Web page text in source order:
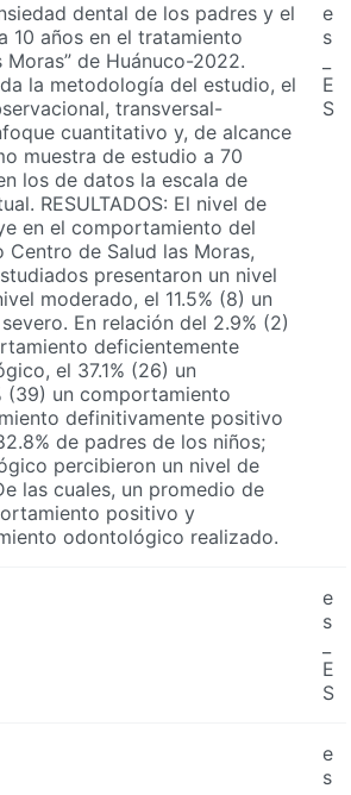
dental de los padres y el
10 años en el tratamiento
de Huánuco-2022.
la metodología del estudio, el
transversal-
cuantitativo y, de alcance
muestra de estudio a 70
los de datos la escala de
RESULTADOS: El nivel de
en el comportamiento del
de Salud las Moras,
presentaron un nivel
moderado, el 11.5% (8) un
En relación del 2.9% (2)
deficientemente
el 37.1% (26) un
(39) un comportamiento
definitivamente positivo
de padres de los niños;
percibieron un nivel de
las cuales, un promedio de
positivo y
odontológico realizado.
e
s
E
S
e
s
E
S
e
s